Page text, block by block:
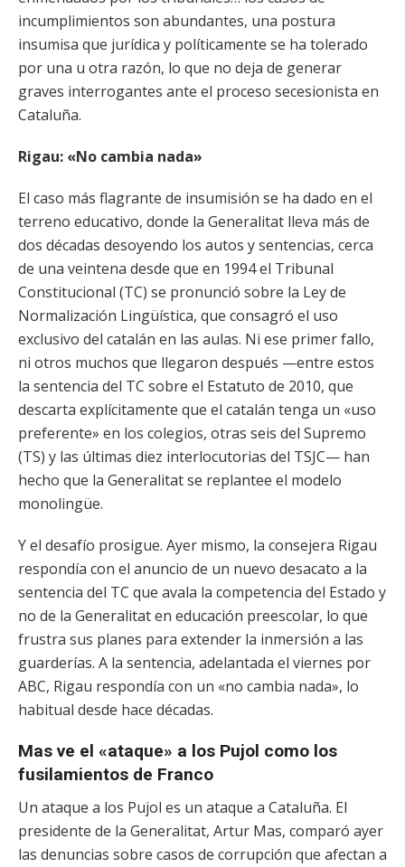
incumplimientos son abundantes, una postura
insumisa que jurídica y políticamente se ha tolerado
por una u otra razón, lo que no deja de generar
graves interrogantes ante el proceso secesionista en
Cataluña.
Rigau: «No cambia nada»
El caso más flagrante de insumisión se ha dado en el
terreno educativo, donde la Generalitat lleva más de
dos décadas desoyendo los autos y sentencias, cerca
de una veintena desde que en 1994 el Tribunal
Constitucional (TC) se pronunció sobre la Ley de
Normalización Lingüística, que consagró el uso
exclusivo del catalán en las aulas. Ni ese primer fallo,
ni otros muchos que llegaron después —entre estos
la sentencia del TC sobre el Estatuto de 2010, que
descarta explícitamente que el catalán tenga un «uso
preferente» en los colegios, otras seis del Supremo
(TS) y las últimas diez interlocutorias del TSJC— han
hecho que la Generalitat se replantee el modelo
monolingüe.
Y el desafío prosigue. Ayer mismo, la consejera Rigau
respondía con el anuncio de un nuevo desacato a la
sentencia del TC que avala la competencia del Estado y
no de la Generalitat en educación preescolar, lo que
frustra sus planes para extender la inmersión a las
guarderías. A la sentencia, adelantada el viernes por
ABC, Rigau respondía con un «no cambia nada», lo
habitual desde hace décadas.
Mas ve el «ataque» a los Pujol como los
fusilamientos de Franco
Un ataque a los Pujol es un ataque a Cataluña. El
presidente de la Generalitat, Artur Mas, comparó ayer
las denuncias sobre casos de corrupción que afectan a